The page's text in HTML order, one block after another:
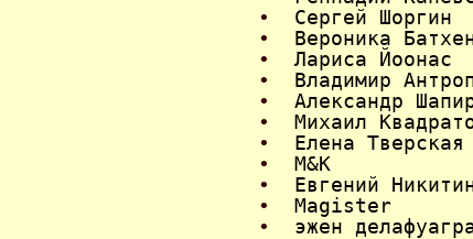
• Сергей Шоргин
• Вероника
• Лариса Йоонас
• Владимир
• Александр
• Михаил
• Елена Тверская
• M&K
• Евгений
• Magister
• эжен